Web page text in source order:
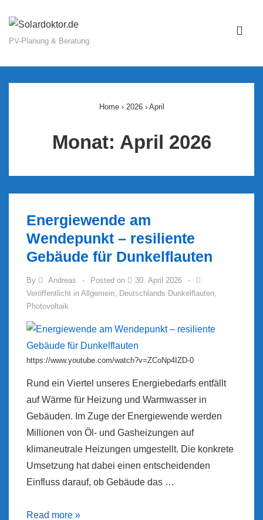
Zum
InhaltPV-Planung & Beratung
Home › 2026 › April
Monat: April 2026
Energiewende am
Wendepunkt – resiliente
Gebäude für Dunkelflauten
By Andreas Posted on
30. April 2026
Veröffentlicht in Allgemein, Deutschlands Dunkelflauten,
Photovoltaik
https://www.youtube.com/watch?v=ZCoNp4IZD-0
Rund ein Viertel unseres Energiebedarfs entfällt
auf Wärme für Heizung und Warmwasser in
Gebäuden. Im Zuge der Energiewende werden
Millionen von Öl- und Gasheizungen auf
klimaneutrale Heizungen umgestellt. Die konkrete
Umsetzung hat dabei einen entscheidenden
Einfluss darauf, ob Gebäude das …
Energiewende
Read more »